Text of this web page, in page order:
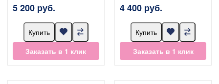
5 200 руб.
Купить
Заказать в 1 клик
4 400 руб.
Купить
Заказать в 1 клик